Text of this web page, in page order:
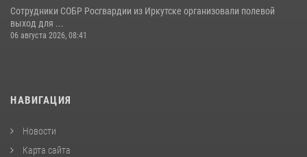
Сотрудники СОБР Росгвардии из Иркутске организовали полевой
выход для ...
06 августа 2026, 08:41
НАВИГАЦИЯ
Новости
Карта сайта